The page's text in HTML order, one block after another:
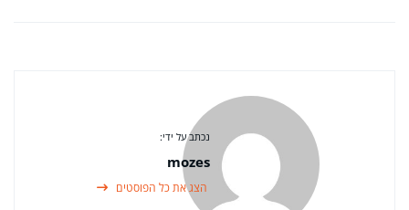
נכתב על ידי:
mozes
הצג את כל הפוסטים